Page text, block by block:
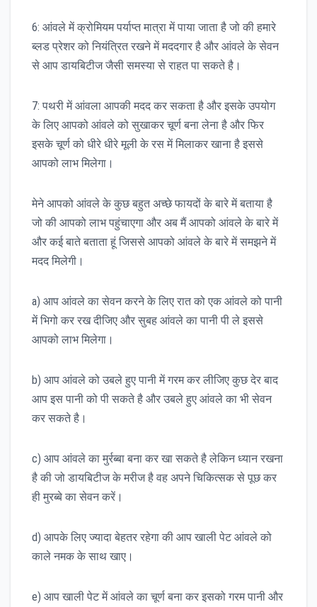
6: आंवले में क्रोमियम पर्याप्त मात्रा में पाया जाता है जो की हमारे
ब्लड प्रेशर को नियंत्रित रखने में मददगार है और आंवले के सेवन
से आप डायबिटीज जैसी समस्या से राहत पा सकते है।
7: पथरी में आंवला आपकी मदद कर सकता है और इसके उपयोग
के लिए आपको आंवले को सुखाकर चूर्ण बना लेना है और फिर
इसके चूर्ण को धीरे धीरे मूली के रस में मिलाकर खाना है इससे
आपको लाभ मिलेगा।
मेने आपको आंवले के कुछ बहुत अच्छे फायदों के बारे में बताया है
जो की आपको लाभ पहुंचाएगा और अब मैं आपको आंवले के बारे में
और कई बाते बताता हूं जिससे आपको आंवले के बारे में समझने में
मदद मिलेगी।
a) आप आंवले का सेवन करने के लिए रात को एक आंवले को पानी
में भिगो कर रख दीजिए और सुबह आंवले का पानी पी ले इससे
आपको लाभ मिलेगा।
b) आप आंवले को उबले हुए पानी में गरम कर लीजिए कुछ देर बाद
आप इस पानी को पी सकते है और उबले हुए आंवले का भी सेवन
कर सकते है।
c) आप आंवले का मुर्रब्बा बना कर खा सकते है लेकिन ध्यान रखना
है की जो डायबिटीज के मरीज है वह अपने चिकित्सक से पूछ कर
ही मुरब्बे का सेवन करें।
d) आपके लिए ज्यादा बेहतर रहेगा की आप खाली पेट आंवले को
काले नमक के साथ खाए।
e) आप खाली पेट में आंवले का चूर्ण बना कर इसको गरम पानी और